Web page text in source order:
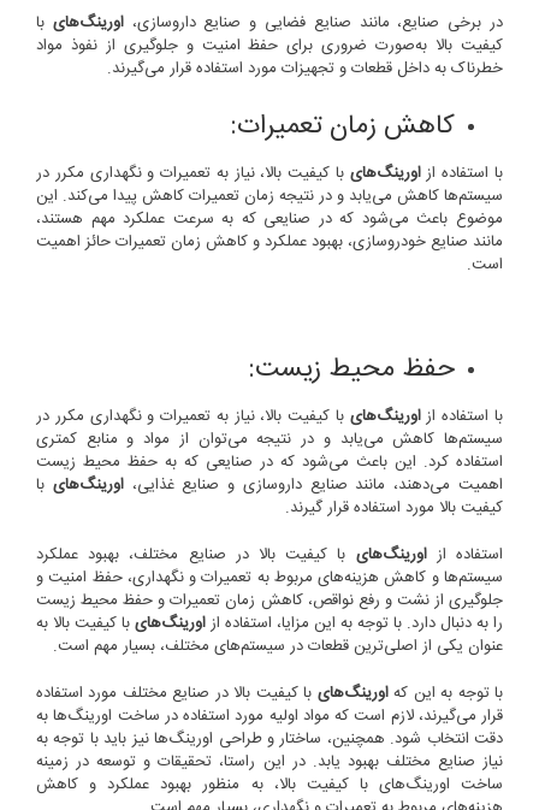
در برخی صنایع، مانند صنایع فضایی و صنایع داروسازی،اورینگ‌های با
کیفیت بالا به‌صورت ضروری برای حفظ امنیت و جلوگیری از نفوذ مواد
خطرناک به داخل قطعات و تجهیزات مورد استفاده قرار می‌گیرند.
کاهش زمان تعمیرات:
با استفاده ازاورینگ‌های با کیفیت بالا، نیاز به تعمیرات و نگهداری مکرر در
سیستم‌ها کاهش می‌یابد و در نتیجه زمان تعمیرات کاهش پیدا می‌کند. این
موضوع باعث می‌شود که در صنایعی که به سرعت عملکرد مهم هستند،
مانند صنایع خودروسازی، بهبود عملکرد و کاهش زمان تعمیرات حائز اهمیت
است.
حفظ محیط زیست:
با استفاده ازاورینگ‌های با کیفیت بالا، نیاز به تعمیرات و نگهداری مکرر در
سیستم‌ها کاهش می‌یابد و در نتیجه می‌توان از مواد و منابع کمتری
استفاده کرد. این باعث می‌شود که در صنایعی که به حفظ محیط زیست
اهمیت می‌دهند، مانند صنایع داروسازی و صنایع غذایی،اورینگ‌های با
کیفیت بالا مورد استفاده قرار گیرند.
استفاده ازاورینگ‌های با کیفیت بالا در صنایع مختلف، بهبود عملکرد
سیستم‌ها و کاهش هزینه‌های مربوط به تعمیرات و نگهداری، حفظ امنیت و
جلوگیری از نشت و رفع نواقص، کاهش زمان تعمیرات و حفظ محیط زیست
را به دنبال دارد. با توجه به این مزایا، استفاده ازاورینگ‌هایبا کیفیت بالا به
عنوان یکی از اصلی‌ترین قطعات در سیستم‌های مختلف، بسیار مهم است.
با توجه به این کهاورینگ‌های با کیفیت بالا در صنایع مختلف مورد استفاده
قرار می‌گیرند، لازم است که مواد اولیه مورد استفاده در ساخت اورینگ‌ها به
دقت انتخاب شود. همچنین، ساختار و طراحی اورینگ‌ها نیز باید با توجه به
نیاز صنایع مختلف بهبود یابد. در این راستا، تحقیقات و توسعه در زمینه
ساخت اورینگ‌های با کیفیت بالا، به منظور بهبود عملکرد و کاهش